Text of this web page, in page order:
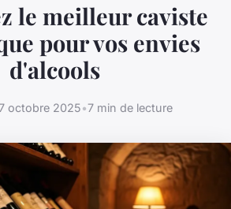
le meilleur caviste
pour vos envies
d'alcools
octobre 2025•7 min de lecture